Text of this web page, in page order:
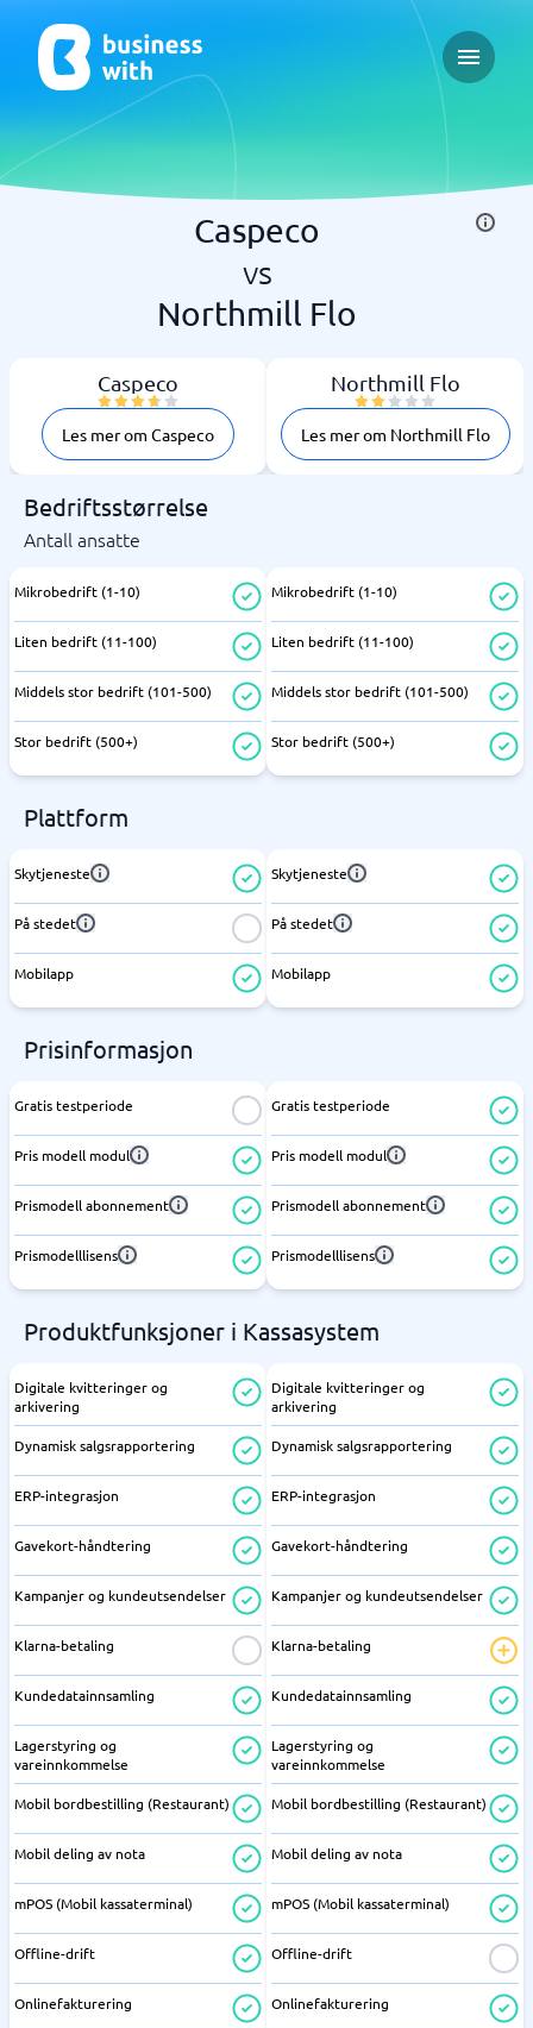
Open
Caspeco
vs
Northmill Flo
Caspeco
Les mer om Caspeco
Northmill Flo
Les mer om Northmill Flo
Bedriftsstørrelse
Antall ansatte
Mikrobedrift (1-10)
Liten bedrift (11-100)
Middels stor bedrift (101-500)
Stor bedrift (500+)
Mikrobedrift (1-10)
Liten bedrift (11-100)
Middels stor bedrift (101-500)
Stor bedrift (500+)
Plattform
Skytjeneste
På stedet
Mobilapp
Skytjeneste
På stedet
Mobilapp
Prisinformasjon
Gratis testperiode
Pris modell modul
Prismodell abonnement
Prismodelllisens
Gratis testperiode
Pris modell modul
Prismodell abonnement
Prismodelllisens
Produktfunksjoner i Kassasystem
Digitale kvitteringer og
arkivering
Dynamisk salgsrapportering
ERP-integrasjon
Gavekort-håndtering
Kampanjer og kundeutsendelser
Klarna-betaling
Kundedatainnsamling
Lagerstyring og
vareinnkommelse
Mobil bordbestilling (Restaurant)
Mobil deling av nota
mPOS (Mobil kassaterminal)
Offline-drift
Onlinefakturering
Digitale kvitteringer og
arkivering
Dynamisk salgsrapportering
ERP-integrasjon
Gavekort-håndtering
Kampanjer og kundeutsendelser
Klarna-betaling
Kundedatainnsamling
Lagerstyring og
vareinnkommelse
Mobil bordbestilling (Restaurant)
Mobil deling av nota
mPOS (Mobil kassaterminal)
Offline-drift
Onlinefakturering